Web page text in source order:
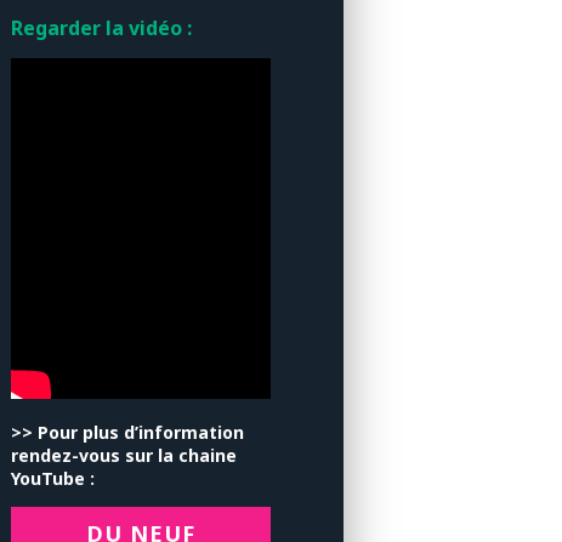
Regarder la vidéo :
>> Pour plus d’information
rendez-vous sur la chaine
YouTube :
DU NEUF